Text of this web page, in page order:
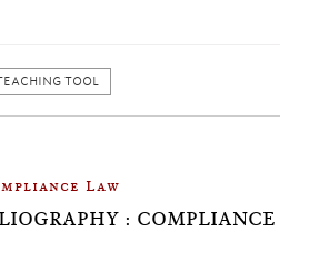
TOOL
Law
: COMPLIANCE